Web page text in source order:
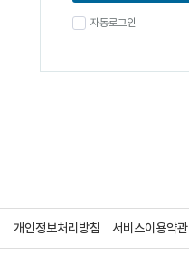
자동로그인
개인정보처리방침 서비스이용약관